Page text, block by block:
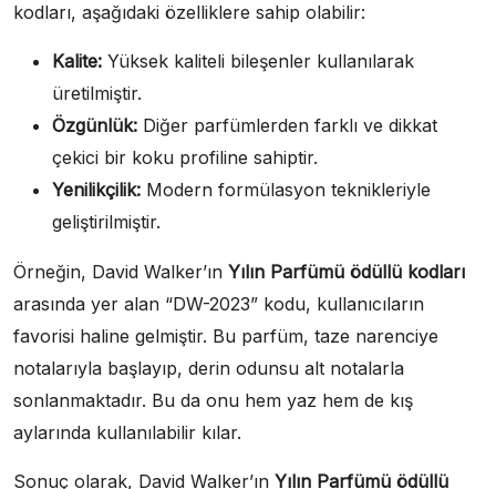
kodları, aşağıdaki özelliklere sahip olabilir:
Kalite: Yüksek kaliteli bileşenler kullanılarak
üretilmiştir.
Özgünlük: Diğer parfümlerden farklı ve dikkat
çekici bir koku profiline sahiptir.
Yenilikçilik: Modern formülasyon teknikleriyle
geliştirilmiştir.
Örneğin, David Walker’ın Yılın Parfümü ödüllü kodları
arasında yer alan “DW-2023” kodu, kullanıcıların
favorisi haline gelmiştir. Bu parfüm, taze narenciye
notalarıyla başlayıp, derin odunsu alt notalarla
sonlanmaktadır. Bu da onu hem yaz hem de kış
aylarında kullanılabilir kılar.
Sonuç olarak, David Walker’ın Yılın Parfümü ödüllü